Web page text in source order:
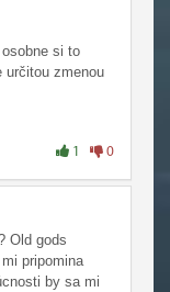
si to
určitou zmenou
1 0
Old gods
pripomina
by sa mi